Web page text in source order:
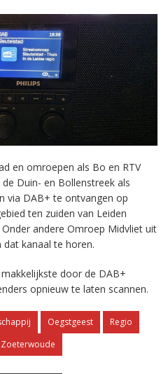
en omroepen als Bo en RTV
Duin- en Bollenstreek als
via DAB+ te ontvangen op
ten zuiden van Leiden
andere Omroep Midvliet uit
dat kanaal te horen.
door de DAB+
opnieuw te laten scannen.
Oegstgeest
Regio
Zoeterwoude